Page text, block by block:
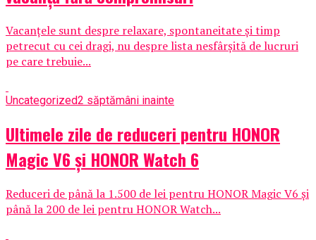
Vacanțele sunt despre relaxare, spontaneitate și timp
petrecut cu cei dragi, nu despre lista nesfârșită de lucruri
pe care trebuie...
Uncategorized2 săptămâni inainte
Ultimele zile de reduceri pentru HONOR
Magic V6 și HONOR Watch 6
Reduceri de până la 1.500 de lei pentru HONOR Magic V6 și
până la 200 de lei pentru HONOR Watch...